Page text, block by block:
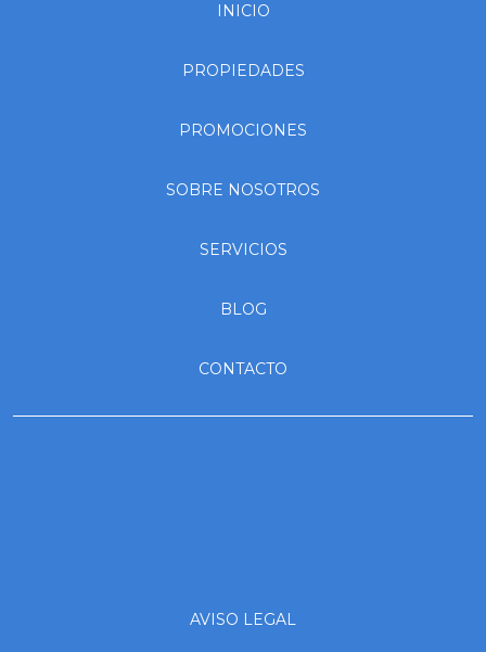
INICIO
PROPIEDADES
PROMOCIONES
SOBRE NOSOTROS
SERVICIOS
BLOG
CONTACTO
AVISO LEGAL